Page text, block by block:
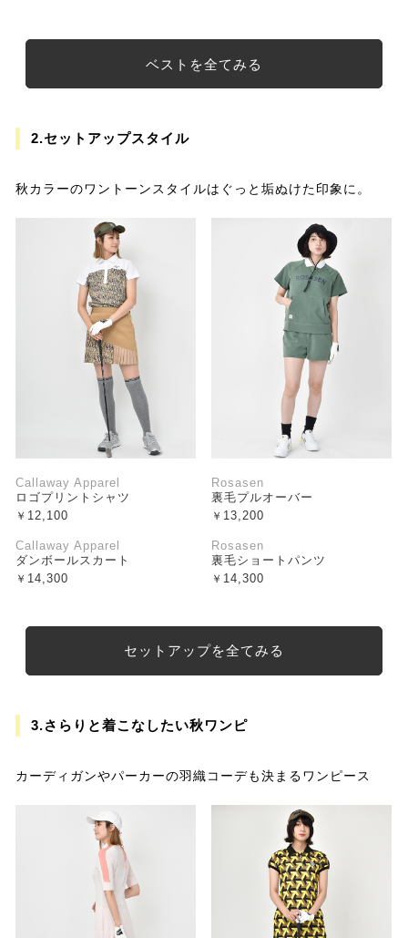
ベストを全てみる
2.セットアップスタイル
秋カラーのワントーンスタイルはぐっと垢ぬけた印象に。
Callaway Apparel
ロゴプリントシャツ
12,100
Callaway Apparel
ダンボールスカート
14,300
Rosasen
裏毛プルオーバー
13,200
Rosasen
裏毛ショートパンツ
14,300
セットアップを全てみる
3.さらりと着こなしたい秋ワンピ
カーディガンやパーカーの羽織コーデも決まるワンピース